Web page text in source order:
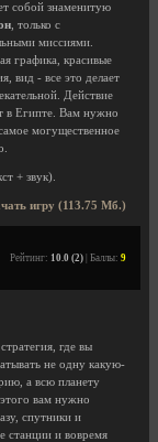
собой знаменитую
, только с
миссиями.
графика, красивые
вид - все это делает
Действие
в Египте. Вам нужно
могущественное
+ звук).
игру (113.75 Мб.)
Рейтинг: 10.0 (2) | Баллы: 9
где вы
не одну какую-
а всю планету
вам нужно
спутники и
станции и вовремя